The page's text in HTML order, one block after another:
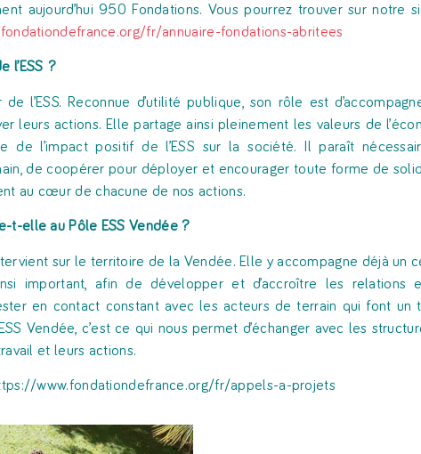
aujourd’hui 950 Fondations. Vous pourrez trouver sur notre
fr/annuaire-fondations-abritees
l’ESS ?
l’ESS. Reconnue d’utilité publique, son rôle est
leurs actions. Elle partage ainsi pleinement les valeurs de
de l’impact positif de l’ESS sur la société. Il paraît
de coopérer pour déployer et encourager toute forme de
au cœur de chacune de nos actions.
t-elle au Pôle ESS Vendée ?
sur le territoire de la Vendée. Elle y accompagne déjà un
important, afin de développer et d’accroître les relations
en contact constant avec les acteurs de terrain qui font un
Vendée, c’est ce qui nous permet d’échanger avec les
et leurs actions.
www.fondationdefrance.org/fr/appels-a-projets